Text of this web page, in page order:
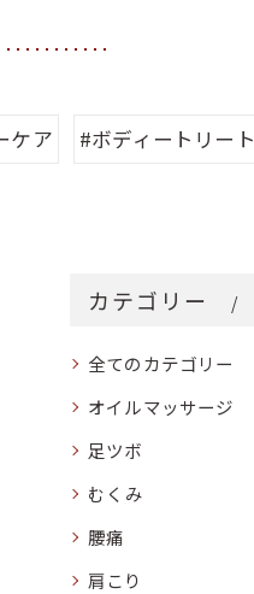
ケア
#ボディートリー
カテゴリー
全てのカテゴリー
オイルマッサージ
足ツボ
むくみ
腰痛
肩こり